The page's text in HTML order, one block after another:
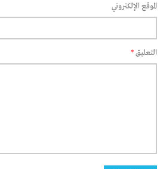
الموقع الإلكتروني
التعليق*